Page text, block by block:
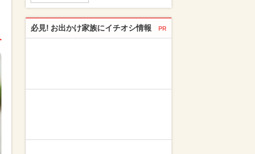
必見! お出かけ家族にイチオシ情報 PR